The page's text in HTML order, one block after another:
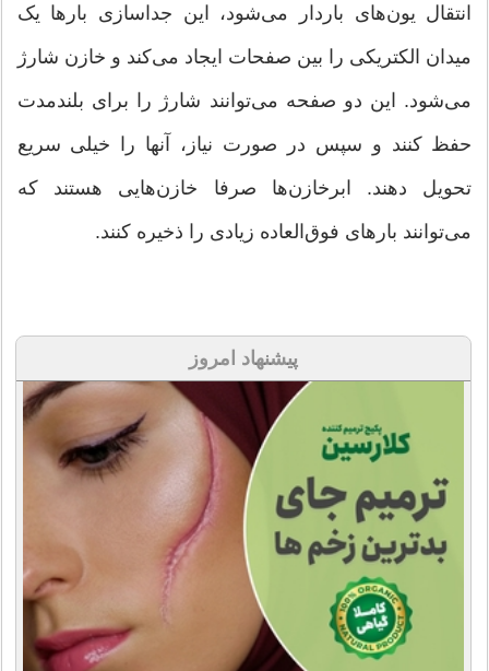
انتقال یون‌های باردار می‌شود، این جداسازی بارها یک
میدان الکتریکی را بین صفحات ایجاد می‌کند و خازن شارژ
می‌شود. این دو صفحه می‌توانند شارژ را برای بلندمدت
حفظ کنند و سپس در صورت نیاز، آنها را خیلی سریع
تحویل دهند. ابرخازن‌ها صرفا خازن‌هایی هستند که
می‌توانند بارهای فوق‌العاده زیادی را ذخیره کنند.
پیشنهاد امروز